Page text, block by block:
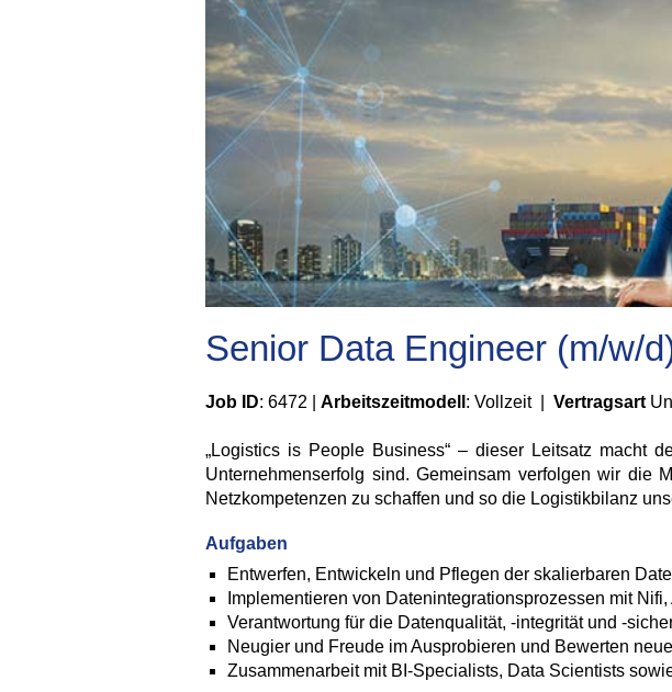
Senior Data Engineer (m/w/
Job ID: 6472 | Arbeitszeitmodell : Vollzeit | Vertragsart
„Logistics is People Business“ – dieser Leitsatz macht
Unternehmenserfolg sind. Gemeinsam verfolgen wir die
Netzkompetenzen zu schaffen und so die Logistikbilanz
Aufgaben
Entwerfen, Entwickeln und Pflegen der skalierbaren
Implementieren von Datenintegrationsprozessen mit
Verantwortung für die Datenqualität, -integrität und -
Neugier und Freude im Ausprobieren und Bewerten
Zusammenarbeit mit BI-Specialists, Data Scientists